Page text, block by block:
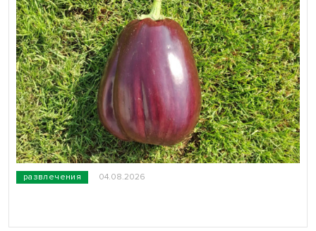
развлечения 04.08.2026